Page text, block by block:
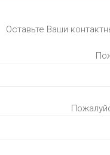
Оставьте Ваши